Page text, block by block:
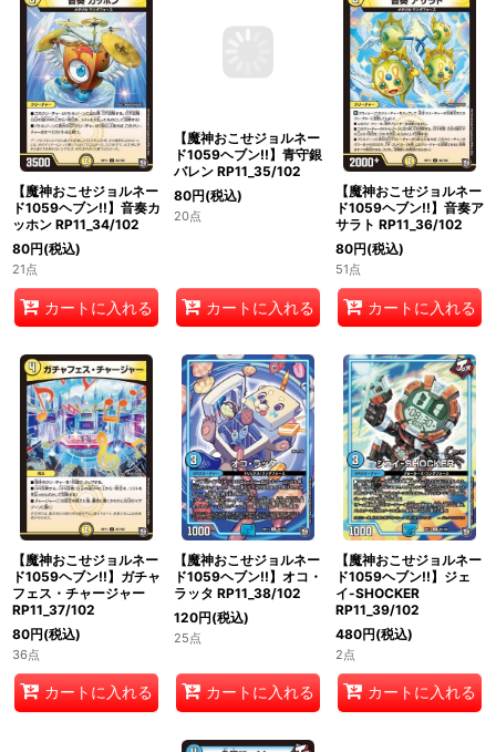
【魔神おこせジョルネー
ド1059ヘブン!!】音奏カ
ッホン RP11_34/102
80円(税込)
21点
カートに入れる
【魔神おこせジョルネー
ド1059ヘブン!!】青守銀
バレン RP11_35/102
カートに入れる
【魔神おこせジョルネー
ド1059ヘブン!!】音奏ア
サラト RP11_36/102
80円(税込)
51点
カートに入れる
【魔神おこせジョルネー
ド1059ヘブン!!】ガチャ
フェス・チャージャー
RP11_37/102
80円(税込)
36点
カートに入れる
【魔神おこせジョルネー
ド1059ヘブン!!】オコ・
ラッタ RP11_38/102
120円(税込)
25点
カートに入れる
【魔神おこせジョルネー
ド1059ヘブン!!】ジェ
イ-SHOCKER
RP11_39/102
480円(税込)
2点
カートに入れる